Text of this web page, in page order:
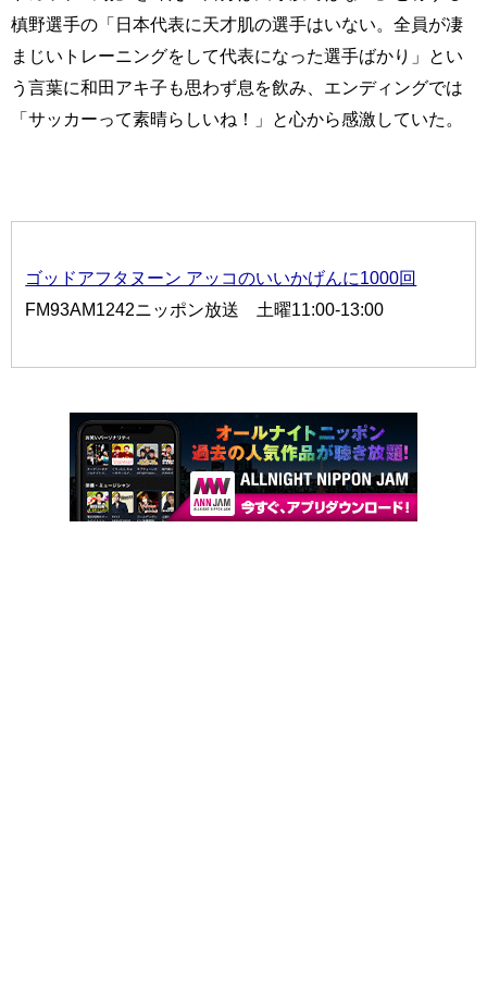
槙野選手の「日本代表に天才肌の選手はいない。全員が凄
まじいトレーニングをして代表になった選手ばかり」とい
う言葉に和田アキ子も思わず息を飲み、エンディングでは
「サッカーって素晴らしいね！」と心から感激していた。
ゴッドアフタヌーン アッコのいいかげんに1000回
FM93AM1242ニッポン放送 土曜11:00-13:00